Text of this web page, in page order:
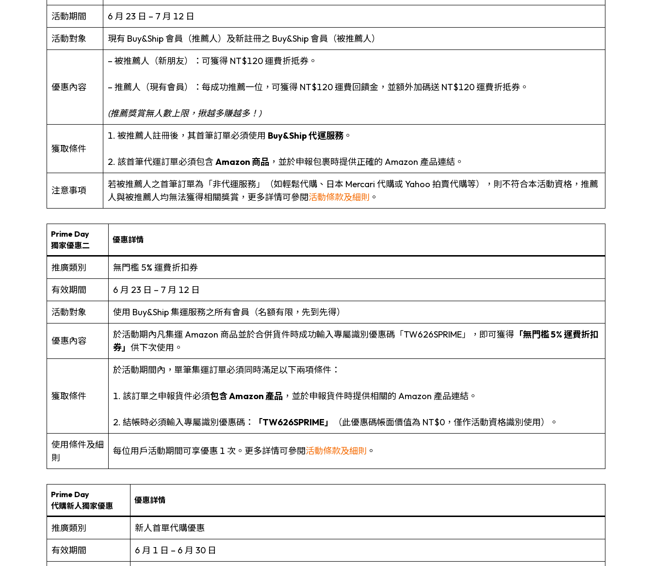
活動期間
6 月 23 日 – 7 月 12 日
活動對象
現有 Buy&Ship 會員（推薦人）及新註冊之 Buy&Ship 會員（被推薦人）
優惠內容
– 被推薦人（新朋友）：可獲得 NT$120 運費折抵券。
– 推薦人（現有會員）：每成功推薦一位，可獲得 NT$120 運費回饋金，並額外加碼送 NT$120 運費折抵券。
(推薦獎賞無人數上限，揪越多賺越多！)
獲取條件
1. 被推薦人註冊後，其首筆訂單必須使用 Buy&Ship 代運服務 。
2. 該首筆代運訂單必須包含Amazon 商品 ，並於申報包裹時提供正確的 Amazon 產品連結。
注意事項
若被推薦人之首筆訂單為「非代運服務」（如輕鬆代購、日本 Mercari 代購或 Yahoo 拍賣代購等），則不符合本活動資格，推薦
人與被推薦人均無法獲得相關獎賞，更多詳情可參閱活動條款及細則 。
Prime Day
獨家優惠二
優惠詳情
推廣類別
無門檻 5% 運費折扣券
有效期間
6 月 23 日 – 7 月 12 日
活動對象
使用 Buy&Ship 集運服務之所有會員（名額有限，先到先得）
優惠內容
於活動期內凡集運 Amazon 商品並於合併貨件時成功輸入專屬識別優惠碼「TW626SPRIME」，即可獲得 「無門檻 5% 運費折扣
券」 供下次使用。
獲取條件
於活動期間內，單筆集運訂單必須同時滿足以下兩項條件：
1. 該訂單之申報貨件必須包含 Amazon 產品 ，並於申報貨件時提供相關的 Amazon 產品連結。
2. 結帳時必須輸入專屬識別優惠碼： 「TW626SPRIME」
（此優惠碼帳面價值為 NT$0，僅作活動資格識別使用）。
使用條件及細
則
每位用戶活動期間可享優惠 1 次。更多詳情可參閱活動條款及細則 。
Prime Day
代購新人獨家優惠
優惠詳情
推廣類別
新人首單代購優惠
有效期間
6 月 1 日 – 6 月 30 日